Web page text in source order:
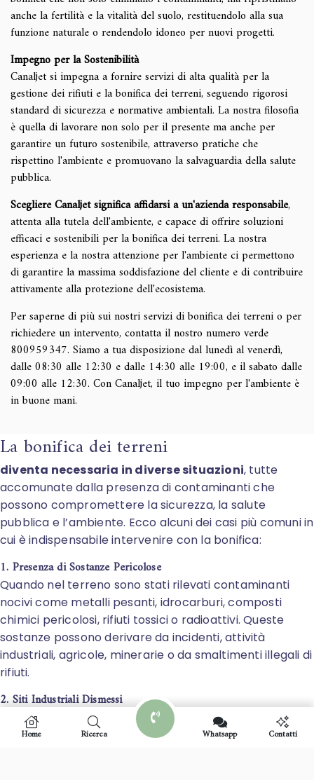
anche la fertilità e la vitalità del suolo, restituendolo alla sua
funzione naturale o rendendolo idoneo per nuovi progetti.
Impegno per la Sostenibilità
Canaljet si impegna a fornire servizi di alta qualità per la
gestione dei rifiuti e la bonifica dei terreni, seguendo rigorosi
standard di sicurezza e normative ambientali. La nostra filosofia
è quella di lavorare non solo per il presente ma anche per
garantire un futuro sostenibile, attraverso pratiche che
rispettino l'ambiente e promuovano la salvaguardia della salute
pubblica.
Scegliere Canaljet significa affidarsi a un'azienda responsabile,
attenta alla tutela dell'ambiente, e capace di offrire soluzioni
efficaci e sostenibili per la bonifica dei terreni. La nostra
esperienza e la nostra attenzione per l'ambiente ci permettono
di garantire la massima soddisfazione del cliente e di contribuire
attivamente alla protezione dell'ecosistema.
Per saperne di più sui nostri servizi di bonifica dei terreni o per
richiedere un intervento, contatta il nostro numero verde
800959347. Siamo a tua disposizione dal lunedì al venerdì,
dalle 08:30 alle 12:30 e dalle 14:30 alle 19:00, e il sabato dalle
09:00 alle 12:30. Con Canaljet, il tuo impegno per l'ambiente è
in buone mani.
La bonifica dei terreni
diventa necessaria in diverse situazioni, tutte
accomunate dalla presenza di contaminanti che
possono compromettere la sicurezza, la salute
pubblica e l’ambiente. Ecco alcuni dei casi più comuni in
cui è indispensabile intervenire con la bonifica:
1. Presenza di Sostanze Pericolose
Quando nel terreno sono stati rilevati contaminanti
nocivi come metalli pesanti, idrocarburi, composti
chimici pericolosi, rifiuti tossici o radioattivi. Queste
sostanze possono derivare da incidenti, attività
industriali, agricole, minerarie o da smaltimenti illegali di
rifiuti.
2. Siti Industriali Dismessi
Ex aree industriali o commerciali dove le attività
precedenti hanno lasciato contaminanti nel suolo. La
Home Ricerca Whatsapp Contatti